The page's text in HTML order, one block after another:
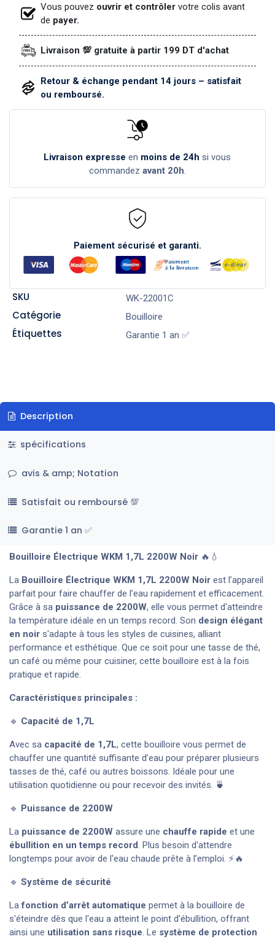
Vous pouvez ouvrir et contrôler votre colis avant
de payer.
Livraison 💯 gratuite à partir 199 DT d'achat
Retour & échange pendant 14 jours – satisfait
ou remboursé.
Livraison expresse en moins de 24h si vous
commandez avant 20h.
Paiement sécurisé et garanti.
SKU WK-22001C
Catégorie Bouilloire
Étiquettes Garantie 1 an ✅
Description
spécifications
avis & amp; Notation
Satisfait ou remboursé 💯
Garantie 1 an ✅
Bouilloire Électrique WKM 1,7L 2200W Noir 🔥💧
La Bouilloire Électrique WKM 1,7L 2200W Noir est l’appareil
parfait pour faire chauffer de l’eau rapidement et efficacement.
Grâce à sa puissance de 2200W, elle vous permet d'atteindre
la température idéale en un temps record. Son design élégant
en noir s'adapte à tous les styles de cuisines, alliant
performance et esthétique. Que ce soit pour une tasse de thé,
un café ou même pour cuisiner, cette bouilloire est à la fois
pratique et rapide.
Caractéristiques principales :
🔹 Capacité de 1,7L
Avec sa capacité de 1,7L, cette bouilloire vous permet de
chauffer une quantité suffisante d’eau pour préparer plusieurs
tasses de thé, café ou autres boissons. Idéale pour une
utilisation quotidienne ou pour recevoir des invités. 🍵
🔹 Puissance de 2200W
La puissance de 2200W assure une chauffe rapide et une
ébullition en un temps record. Plus besoin d'attendre
longtemps pour avoir de l'eau chaude prête à l’emploi. ⚡🔥
🔹 Système de sécurité
Lafonction d’arrêt automatique permet à la bouilloire de
s'éteindre dès que l'eau a atteint le point d'ébullition, offrant
ainsi une utilisation sans risque. Le système de protection